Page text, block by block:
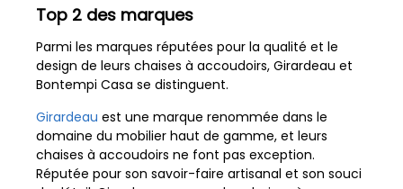
Top 2 des marques
Parmi les marques réputées pour la qualité et le
design de leurs chaises à accoudoirs, Girardeau et
Bontempi Casa se distinguent.
Girardeau est une marque renommée dans le
domaine du mobilier haut de gamme, et leurs
chaises à accoudoirs ne font pas exception.
Réputée pour son savoir-faire artisanal et son souci